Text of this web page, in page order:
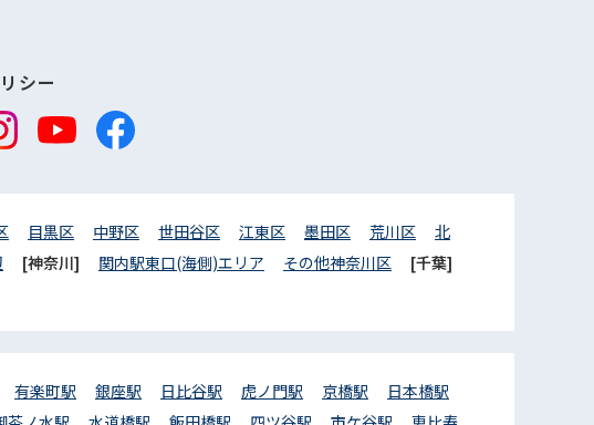
シー
目黒区 中野区 世田谷区 江東区 墨田区 荒川区
北
[神奈川] 関内駅東口(海側)エリア その他神奈川区
[千葉]
有楽町駅 銀座駅 日比谷駅 虎ノ門駅 京橋駅
日本橋駅